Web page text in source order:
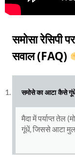
समोसा रेसिपी
सवाल (FAQ)
समोसे का आटा कैसे
मैदा में पर्याप्त तेल
गूंधें, जिससे आटा